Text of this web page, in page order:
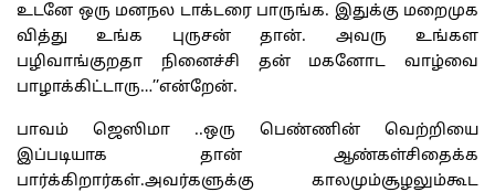
உடனே ஒரு மனநல டாக்டரை பாருங்க. இதுக்கு மறைமுக
வித்து உங்க புருசன் தான். அவரு உங்கள
பழிவாங்குறதா நினைச்சி தன் மகனோட வாழ்வை
பாழாக்கிட்டாரு…’’என்றேன்.
பாவம் ஜெஸிமா ..ஒரு பெண்ணின் வெற்றியை
இப்படியாக தான் ஆண்கள்சிதைக்க
பார்க்கிறார்கள்.அவர்களுக்கு காலமும்சூழலும்கூட